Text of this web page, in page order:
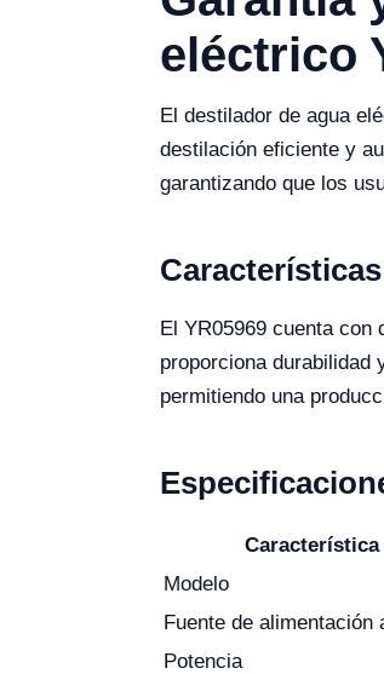
eléctrico
El destilador de agua
destilación eficiente y
garantizando que los
El YR05969 cuenta
proporciona durabilidad
permitiendo una
Característica
Modelo
Fuente de alimentación
Potencia